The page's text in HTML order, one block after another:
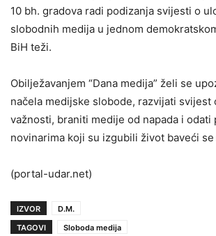
10 bh. gradova radi podizanja svijesti o
slobodnih medija u jednom
BiH teži.
Obilježavanjem “Dana medija” želi se
načela medijske slobode, razvijati svijest
važnosti, braniti medije od napada i odati
novinarima koji su izgubili život baveći
(portal-udar.net)
IZVOR
D.M.
TAGOVI
Sloboda medija